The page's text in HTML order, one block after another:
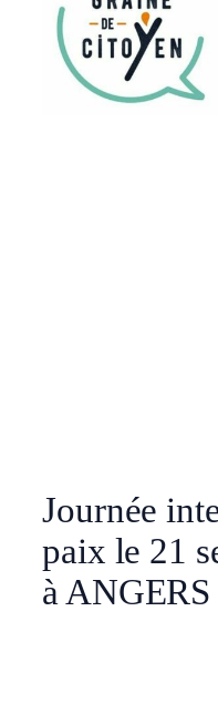
Journée
paix le 21
à ANGERS